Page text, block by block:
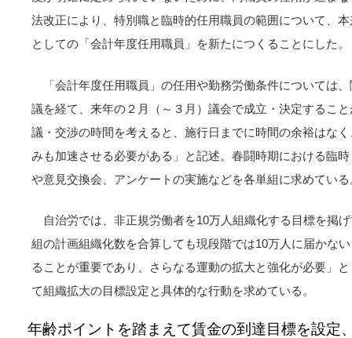
法改正により、特別職と臨時的任用職員の範囲について、
としての「会計年度任用職員」を新たにつくることにした。
「会計年度任用職員」の任用や勤務労働条件については
議を経て、来年の２月（～３月）議会で成立・決定するこ
議・交渉の時間を考えると、施行日までに時間の余裕はな
みも加速させる必要がある」と記述。春闘時期における臨
や意見交換会、アンケートの実施などを各単組に求めている
自治労では、非正規労働者を10万人組織化する目標を掲
組の計画組織化数を合算しても現段階では10万人に届かな
ることが重要であり、さらなる運動の拡大と強化が必要」
て組織拡大の目標設定と具体的な行動を求めている。
年齢ポイントを踏まえて賃金の到達目標を設定